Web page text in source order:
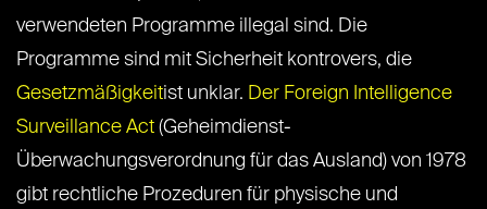
verwendeten Programme illegal sind. Die
Programme sind mit Sicherheit kontrovers, die
Gesetzmäßigkeitist unklar. Der Foreign Intelligence
Surveillance Act (Geheimdienst-
Überwachungsverordnung für das Ausland) von 1978
gibt rechtliche Prozeduren für physische und